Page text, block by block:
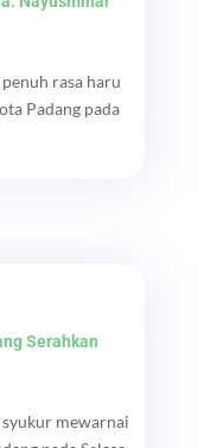
rasa haru
Padang pada
Serahkan
syukur mewarnai